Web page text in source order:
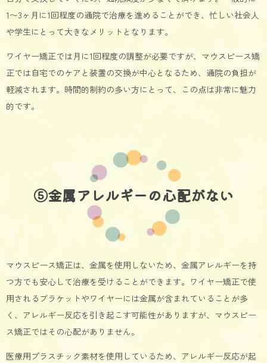
1〜3ヶ月に1回程度の通院で治療を進めることができ、忙しい社会人
や学生にとって大きなメリットとなります。
ワイヤー矯正では月に1回程度の調整が必要ですが、マウスピース矯
正では自宅でのケアと装置の交換が中心となるため、通院の負担が
軽減されます。時間的制約の多い方にとって、この点は非常に魅力
的です。
⑤金属アレルギーの心配がない
マウスピース矯正は、金属を使用しないため、金属アレルギーを持
つ方でも安心して治療を受けることができます。ワイヤー矯正で使
用されるブラケットやワイヤーには金属が含まれていることが多
く、アレルギー反応を引き起こす可能性がありますが、マウスピー
ス矯正ではその心配がありません。
医療用プラスチック素材を使用しているため、アレルギー反応が起